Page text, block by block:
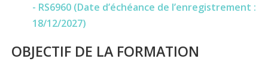
- RS6960 (Date d’échéance de l’enregistrement :
18/12/2027)
OBJECTIF DE LA FORMATION